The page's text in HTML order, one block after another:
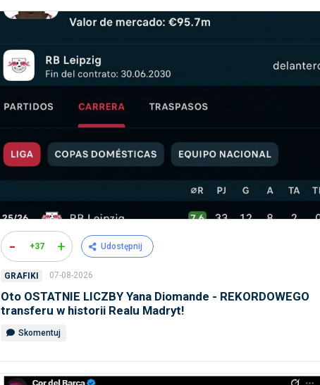
- +37 + Udostępnij
GRAFIKI 07-08-2026
Oto OSTATNIE LICZBY Yana Diomande - REKORDOWEGO
transferu w historii Realu Madryt!
Skomentuj